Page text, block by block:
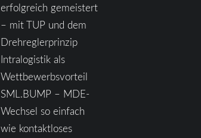
erfolgreich gemeistert
– mit TUP und dem
Drehreglerprinzip
Intralogistik als
Wettbewerbsvorteil
SML.BUMP – MDE-
Wechsel so einfach
wie kontaktloses